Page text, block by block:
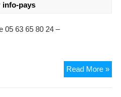
info-pays
05 63 65 80 24 –
Read More »La